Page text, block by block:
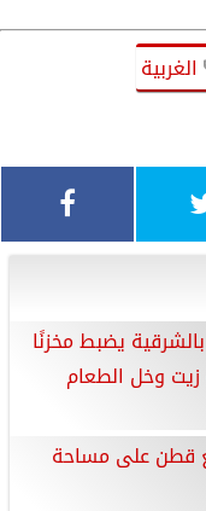
الغربية
يضبط مخزنًا
وخل الطعام
قطن على مساحة